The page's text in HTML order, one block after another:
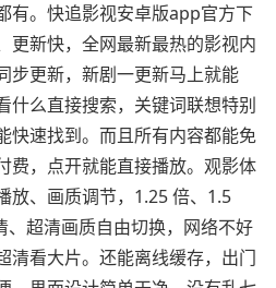
有。快追影视安卓版app官方下
更新快，全网最新最热的影视内
步更新，新剧一更新马上就能
什么直接搜索，关键词联想特别
快速找到。而且所有内容都能免
费，点开就能直接播放。观影体
放、画质调节，1.25 倍、1.5
、超清画质自由切换，网络不好
清看大片。还能离线缓存，出门